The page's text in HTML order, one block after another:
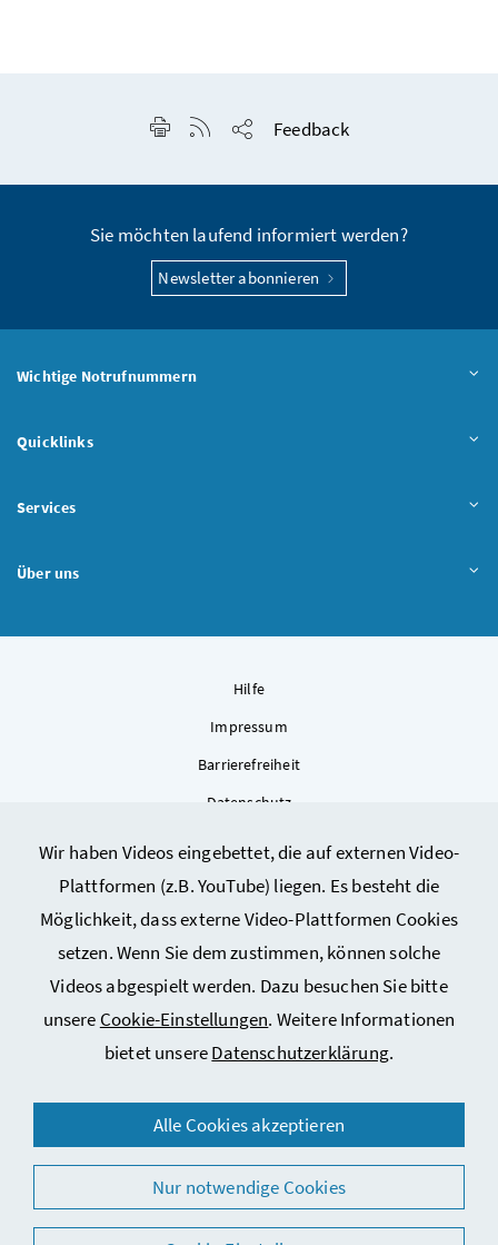
Wir haben Videos eingebettet, die auf externen Video-
Plattformen (z.B. YouTube) liegen. Es besteht die
Möglichkeit, dass externe Video-Plattformen Cookies
setzen. Wenn Sie dem zustimmen, können solche
Videos abgespielt werden. Dazu besuchen Sie bitte
unsere Cookie-Einstellungen. Weitere Informationen
bietet unsereDatenschutzerklärung.
Alle Cookies akzeptieren
Nur notwendige Cookies
Seite drucken
RSS-Feed anzeigen
Feedback
Sie möchten laufend informiert werden?
Newsletter abonnieren
Wichtige Notrufnummern
Quicklinks
Services
Über uns
Hilfe
Impressum
Barrierefreiheit
Datenschutz
Sitemap
Cookie-Einstellungen
© 2026 Bundesministerium für Arbeit, Soziales, Gesundheit,
Pflege und Konsumentenschutz